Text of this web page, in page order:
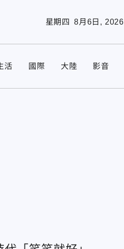
星期四 8月6日, 2026
活 國際 大陸 影音